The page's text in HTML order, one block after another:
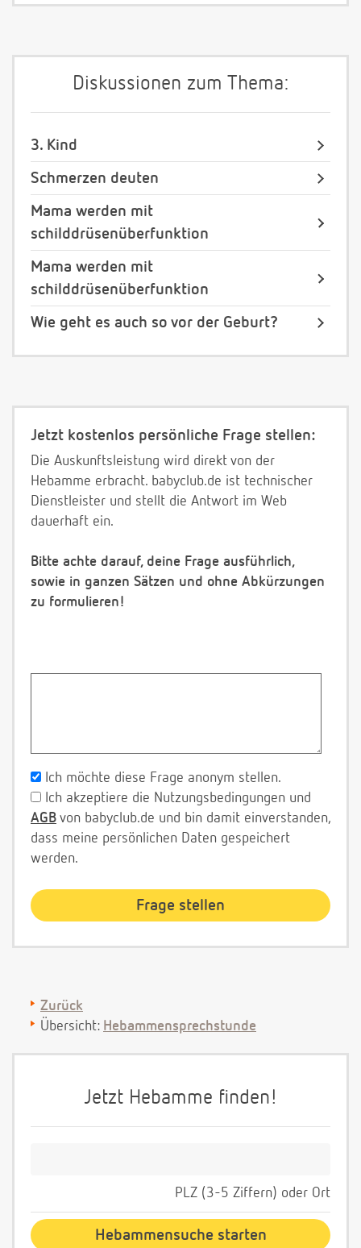
Diskussionen zum Thema:
3. Kind
Schmerzen deuten
Mama werden mit
schilddrüsenüberfunktion
Mama werden mit
schilddrüsenüberfunktion
Wie geht es auch so vor der Geburt?
Jetzt kostenlos persönliche Frage stellen:
Die Auskunftsleistung wird direkt von der
Hebamme erbracht. babyclub.de ist technischer
Dienstleister und stellt die Antwort im Web
dauerhaft ein.
Bitte achte darauf, deine Frage ausführlich,
sowie in ganzen Sätzen und ohne Abkürzungen
zu formulieren!
Ich möchte diese Frage anonym stellen.
Ich akzeptiere die Nutzungsbedingungen und
AGB von babyclub.de und bin damit einverstanden,
dass meine persönlichen Daten gespeichert
werden.
Zurück
Übersicht: Hebammensprechstunde
Jetzt Hebamme finden!
PLZ (3-5 Ziffern) oder Ort